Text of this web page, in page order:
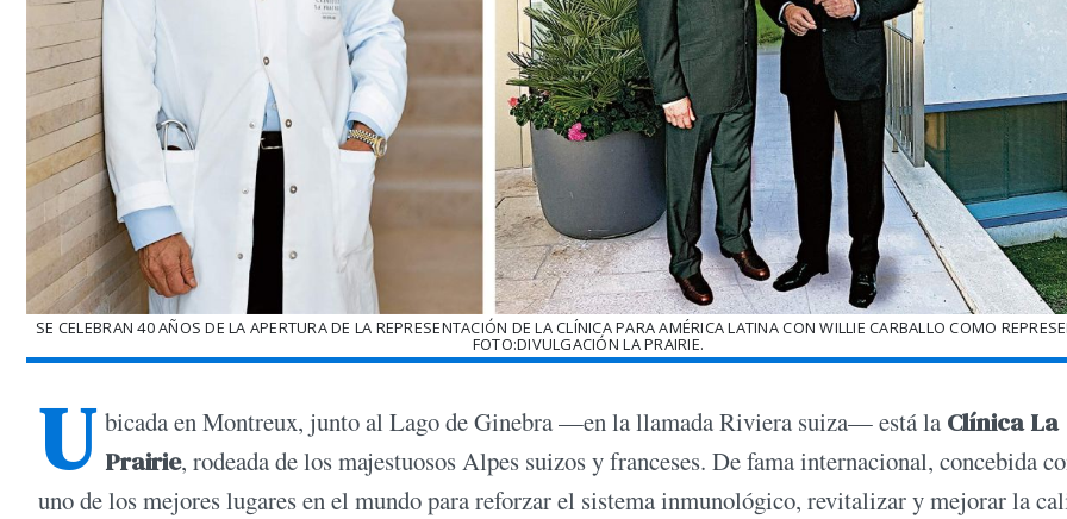
SE CELEBRAN 40 AÑOS DE LA APERTURA DE LA REPRESENTACIÓN DE LA CLÍNICA PARA AMÉRICA LATINA CON WILLIE CARBALLO COMO
FOTO:DIVULGACIÓN LA PRAIRIE.
U bicada en Montreux, junto al Lago de Ginebra —en la llamada Riviera suiza— está la Clínica La
Prairie, rodeada de los majestuosos Alpes suizos y franceses. De fama internacional, concebida
uno de los mejores lugares en el mundo para reforzar el sistema inmunológico, revitalizar y mejorar la